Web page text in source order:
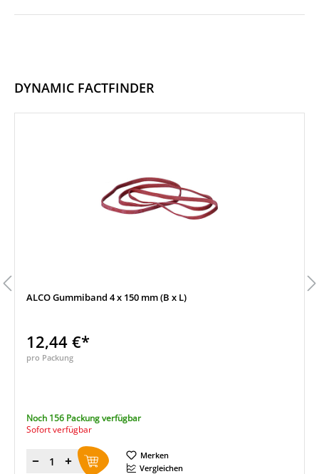
Produktgalerie überspringen
DYNAMIC FACTFINDER
ALCO Gummiband 4 x 150 mm (B x L)
12,44 €*
pro Packung
Noch 156 Packung verfügbar
Sofort verfügbar
Menge
Merken
Vergleichen